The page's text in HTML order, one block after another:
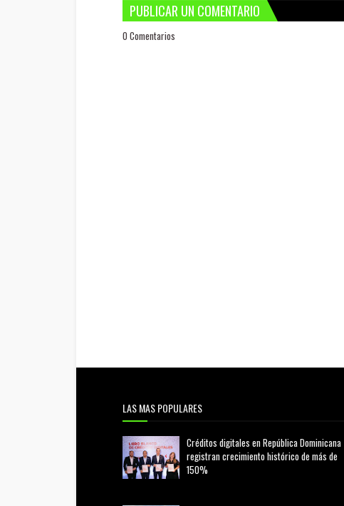
PUBLICAR UN COMENTARIO
0 Comentarios
LAS MAS POPULARES
Créditos digitales en República Dominicana
registran crecimiento histórico de más de
150%